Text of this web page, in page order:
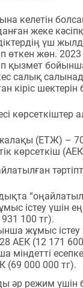
келетін
жеке
үш
өткен жөн.
қызмет
салық
кіріс шектерін
көрсеткіштер
(ЕТЖ) –
көрсеткіш
істеу үшін
100 тг).
жұмыс
АЕК (12 171
міндетті
(69 000 000 тг).
әр режим үшін